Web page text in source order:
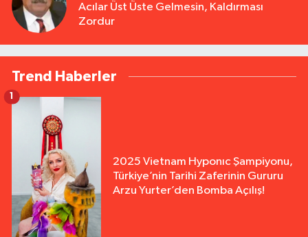
Acılar Üst Üste Gelmesin, Kaldırması
Zordur
Trend Haberler
2025 Vietnam Hyponıc Şampiyonu,
Türkiye’nin Tarihi Zaferinin Gururu
Arzu Yurter’den Bomba Açılış!
1